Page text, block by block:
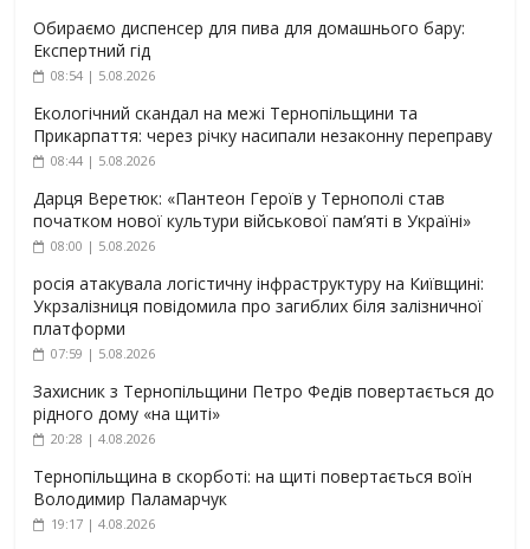
Обираємо диспенсер для пива для домашнього бару:
Експертний гід
08:54 | 5.08.2026
Екологічний скандал на межі Тернопільщини та
Прикарпаття: через річку насипали незаконну переправу
08:44 | 5.08.2026
Дарця Веретюк: «Пантеон Героїв у Тернополі став
початком нової культури військової пам’яті в Україні»
08:00 | 5.08.2026
росія атакувала логістичну інфраструктуру на Київщині:
Укрзалізниця повідомила про загиблих біля залізничної
платформи
07:59 | 5.08.2026
Захисник з Тернопільщини Петро Федів повертається до
рідного дому «на щиті»
20:28 | 4.08.2026
Тернопільщина в скорботі: на щиті повертається воїн
Володимир Паламарчук
19:17 | 4.08.2026